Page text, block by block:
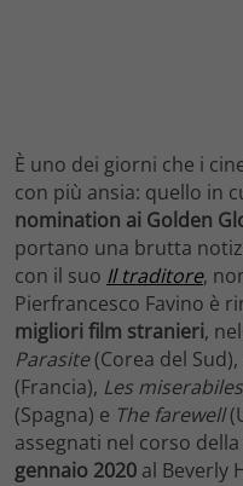
È uno dei giorni che i
con più ansia: quello in
nomination ai Golden
portano una brutta
con il suo Il traditore,
Pierfrancesco Favino è
migliori film stranieri,
Parasite(Corea del Sud),
(Francia), Les miserabiles
(Spagna) e The farewell
assegnati nel corso
gennaio 2020 al Beverly